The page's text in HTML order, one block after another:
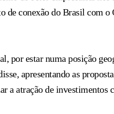
de conexão do Brasil com
por estar numa posição
apresentando as
a atração de investimentos